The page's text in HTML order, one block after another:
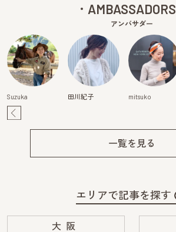
AMBASSADORS
アンバサダー
Suzuka 田川紀子 mitsuko
一覧を見る
エリアで記事を探す
大阪